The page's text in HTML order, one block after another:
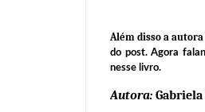
Além disso a
do post. Agora
nesse livro.
Autora: